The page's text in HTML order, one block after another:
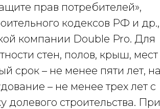
прав потребителей»,
кодексов РФ и др.,
компании Double Pro. Для
стен, полов, крыш, мест
срок – не менее пяти лет, на
– не менее трех лет с
строительства. При